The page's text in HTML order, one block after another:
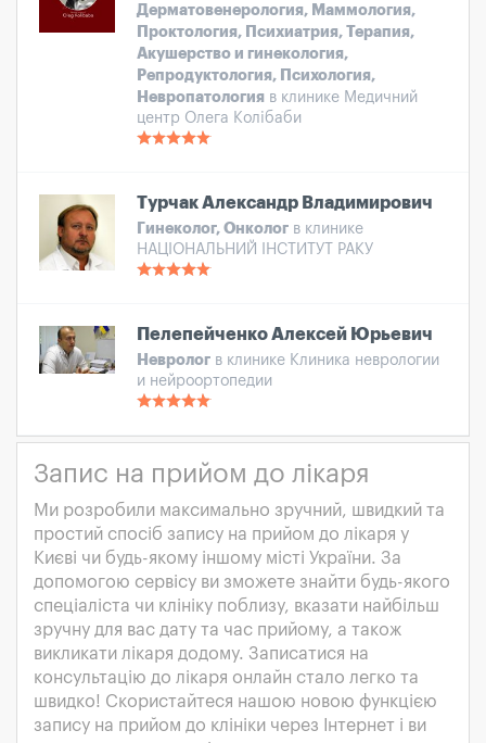
Дерматовенерология, Маммология,
Проктология, Психиатрия, Терапия,
Акушерство и гинекология,
Репродуктология, Психология,
Невропатология в клинике Медичний
центр Олега Колібаби
Турчак Александр Владимирович
Гинеколог, Онколог в клинике
НАЦІОНАЛЬНИЙ ІНСТИТУТ РАКУ
Пелепейченко Алексей Юрьевич
Невролог в клинике Клиника неврологии
и нейроортопедии
Запис на прийом до лікаря
Ми розробили максимально зручний, швидкий та
простий спосіб запису на прийом до лікаря у
Києві чи будь-якому іншому місті України. За
допомогою сервісу ви зможете знайти будь-якого
спеціаліста чи клініку поблизу, вказати найбільш
зручну для вас дату та час прийому, а також
викликати лікаря додому. Записатися на
консультацію до лікаря онлайн стало легко та
швидко! Скористайтеся нашою новою функцією
запису на прийом до клініки через Інтернет і ви